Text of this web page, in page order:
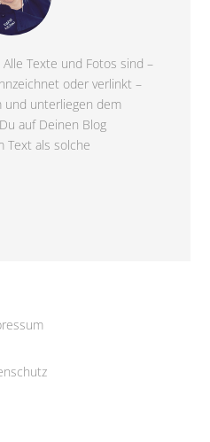
Texte und Fotos sind –
oder verlinkt –
und unterliegen dem
auf Deinen Blog
Text als solche